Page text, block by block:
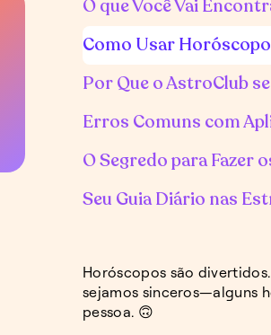
O que Você Vai
Como Usar
Por Que o AstroClub
Erros Comuns com
O Segredo para Fazer
Seu Guia Diário nas
Horóscopos são
sejamos sinceros—alguns
pessoa. 🙃